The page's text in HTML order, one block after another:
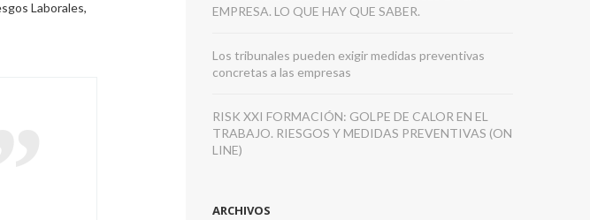
Laborales,
EMPRESA. LO QUE HAY QUE SABER.
Los tribunales pueden exigir medidas preventivas
concretas a las empresas
RISK XXI FORMACIÓN: GOLPE DE CALOR EN EL
TRABAJO. RIESGOS Y MEDIDAS PREVENTIVAS (ON
LINE)
ARCHIVOS